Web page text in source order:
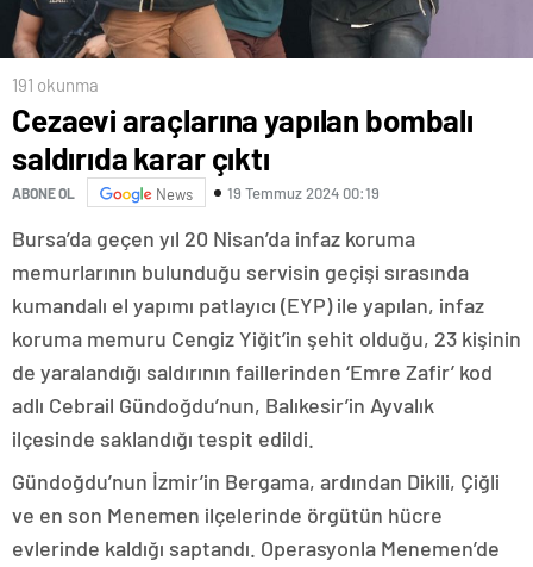
191 okunma
Cezaevi araçlarına yapılan bombalı
saldırıda karar çıktı
ABONE OL News 19 Temmuz 2024 00:19
Bursa’da geçen yıl 20 Nisan’da infaz koruma
memurlarının bulunduğu servisin geçişi sırasında
kumandalı el yapımı patlayıcı (EYP) ile yapılan, infaz
koruma memuru Cengiz Yiğit’in şehit olduğu, 23 kişinin
de yaralandığı saldırının faillerinden ‘Emre Zafir’ kod
adlı Cebrail Gündoğdu’nun, Balıkesir’in Ayvalık
ilçesinde saklandığı tespit edildi.
Gündoğdu’nun İzmir’in Bergama, ardından Dikili, Çiğli
ve en son Menemen ilçelerinde örgütün hücre
evlerinde kaldığı saptandı. Operasyonla Menemen’de